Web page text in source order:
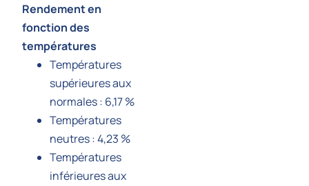
Rendement en
fonction des
températures
Températures
supérieures aux
normales : 6,17 %
Températures
neutres : 4,23 %
Températures
inférieures aux